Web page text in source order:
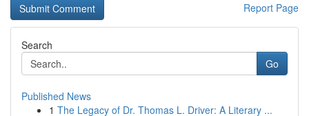
Report Page
Search
Go
Published News
1 The Legacy of Dr. Thomas L. Driver: A Literary ...